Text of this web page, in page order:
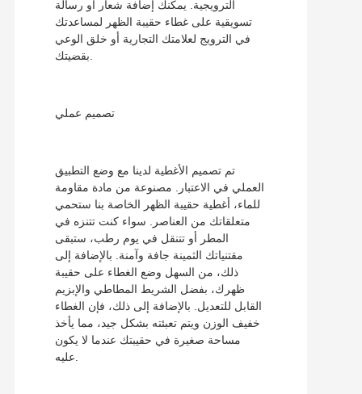
الترويجية. يمكنك إضافة شعار أو رسالة
تسويقية على غطاء حقيبة الظهر لمساعدتك
في الترويج لعلامتك التجارية أو خلق الوعي
تصميم عملي
تم تصميم الأغطية لدينا مع وضع التطبيق
العملي في الاعتبار. مصنوعة من مادة مقاومة
للماء، أغطية حقيبة الظهر الخاصة بنا ستحمي
متعلقاتك من العناصر. سواء كنت تتنزه في
المطر أو تتنقل في يوم رطب، ستبقى
مقتنياتك الثمينة جافة وآمنة. بالإضافة إلى
ذلك، من السهل وضع الغطاء على حقيبة
ظهرك، بفضل الشريط المطاطي والإبزيم
القابل للتعديل. بالإضافة إلى ذلك، فإن الغطاء
خفيف الوزن ويتم تعبئته بشكل جيد، مما يأخذ
مساحة صغيرة في حقيبتك عندما لا يكون